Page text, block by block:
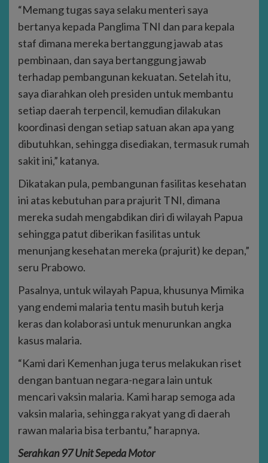
“Memang tugas saya selaku menteri saya
bertanya kepada Panglima TNI dan para kepala
staf dimana mereka bertanggung jawab atas
pembinaan, dan saya bertanggung jawab
terhadap pembangunan kekuatan. Setelah itu,
saya diarahkan oleh presiden untuk membantu
setiap daerah terpencil, kemudian dilakukan
koordinasi dengan setiap satuan akan apa yang
dibutuhkan, sehingga disediakan, termasuk rumah
sakit ini,” katanya.
Dikatakan pula, pembangunan fasilitas kesehatan
ini atas kebutuhan para prajurit TNI, dimana
mereka sudah mengabdikan diri di wilayah Papua
sehingga patut diberikan fasilitas untuk
menunjang kesehatan mereka (prajurit) ke depan,”
seru Prabowo.
Pasalnya, untuk wilayah Papua, khusunya Mimika
yang endemi malaria tentu masih butuh kerja
keras dan kolaborasi untuk menurunkan angka
kasus malaria.
“Kami dari Kemenhan juga terus melakukan riset
dengan bantuan negara-negara lain untuk
mencari vaksin malaria. Kami harap semoga ada
vaksin malaria, sehingga rakyat yang di daerah
rawan malaria bisa terbantu,” harapnya.
Serahkan 97UnitSepeda Motor